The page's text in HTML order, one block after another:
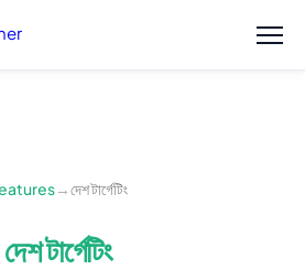
→দেশ টার্গেটিং
দেশ টার্গেটিং